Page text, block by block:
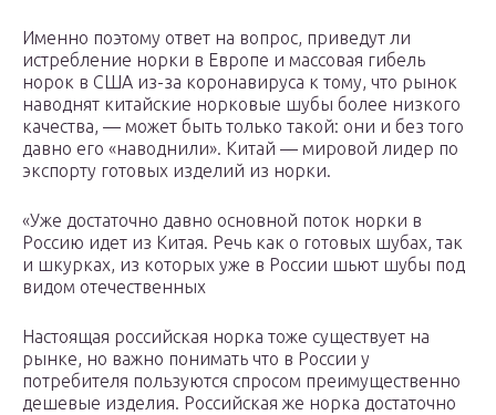
Именно поэтому ответ на вопрос, приведут ли
истребление норки в Европе и массовая гибель
норок в США из-за коронавируса к тому, что рынок
наводнят китайские норковые шубы более низкого
качества, — может быть только такой: они и без того
давно его «наводнили». Китай — мировой лидер по
экспорту готовых изделий из норки.
«Уже достаточно давно основной поток норки в
Россию идет из Китая. Речь как о готовых шубах, так
и шкурках, из которых уже в России шьют шубы под
видом отечественных
Настоящая российская норка тоже существует на
рынке, но важно понимать что в России у
потребителя пользуются спросом преимущественно
дешевые изделия. Российская же норка достаточно